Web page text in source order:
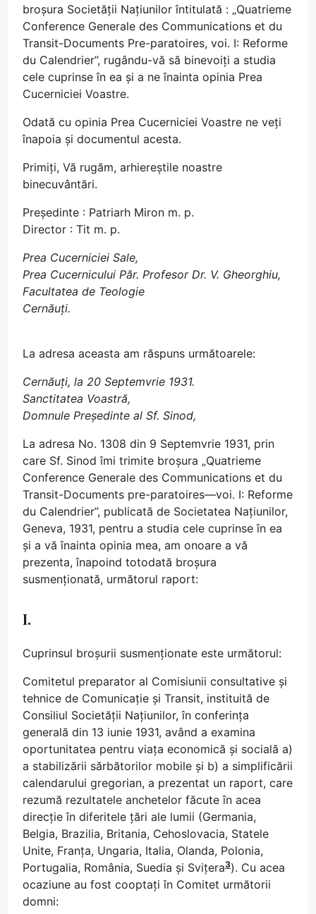
broșura Societății Națiunilor întitulată : „Quatrieme
Conference Generale des Communications et du
Transit-Documents Pre-paratoires, voi. I: Reforme
du Calendrier”, rugându-vă să binevoiți a studia
cele cuprinse în ea și a ne înainta opinia Prea
Cucerniciei Voastre.
Odată cu opinia Prea Cucerniciei Voastre ne veți
înapoia și documentul acesta.
Primiți, Vă rugăm, arhiereștile noastre
binecuvântări.
Președinte : Patriarh Miron m. p.
Director : Tit m. p.
Prea Cucerniciei Sale,
Prea Cucernicului Păr. Profesor Dr. V. Gheorghiu,
Facultatea de Teologie
Cernăuți.
La adresa aceasta am răspuns următoarele:
Cernăuți, la 20 Septemvrie 1931.
Sanctitatea Voastră,
Domnule Președinte al Sf. Sinod,
La adresa No. 1308 din 9 Septemvrie 1931, prin
care Sf. Sinod îmi trimite broșura „Quatrieme
Conference Generale des Communications et du
Transit-Documents pre-paratoires—voi. I: Reforme
du Calendrier”, publicată de Societatea Națiunilor,
Geneva, 1931, pentru a studia cele cuprinse în ea
și a vă înainta opinia mea, am onoare a vă
prezenta, înapoind totodată broșura
susmenționată, următorul raport:
I.
Cuprinsul broșurii susmenționate este următorul:
Comitetul preparator al Comisiunii consultative și
tehnice de Comunicație și Transit, instituită de
Consiliul Societății Națiunilor, în conferința
generală din 13 iunie 1931, având a examina
oportunitatea pentru viața economică și socială a)
a stabilizării sărbătorilor mobile și b) a simplificării
calendarului gregorian, a prezentat un raport, care
rezumă rezultatele anchetelor făcute în acea
direcție în diferitele țări ale lumii (Germania,
Belgia, Brazilia, Britania, Cehoslovacia, Statele
Unite, Franța, Ungaria, Italia, Olanda, Polonia,
Portugalia, România, Suedia și Svițera3). Cu acea
ocaziune au fost cooptați în Comitet următorii
domni: